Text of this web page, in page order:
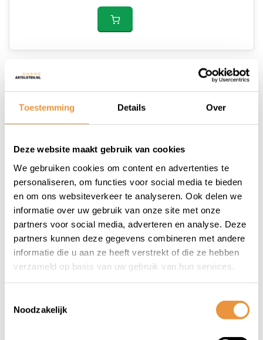
Toestemming Details Over
Deze website maakt gebruik van cookies
We gebruiken cookies om content en advertenties te
personaliseren, om functies voor social media te bieden
en om ons websiteverkeer te analyseren. Ook delen we
informatie over uw gebruik van onze site met onze
partners voor social media, adverteren en analyse. Deze
partners kunnen deze gegevens combineren met andere
informatie die u aan ze heeft verstrekt of die ze hebben
verzameld op basis van uw gebruik van hun services.
Noodzakelijk
MBT4220
131,95
Kettingslot ART4 150cm